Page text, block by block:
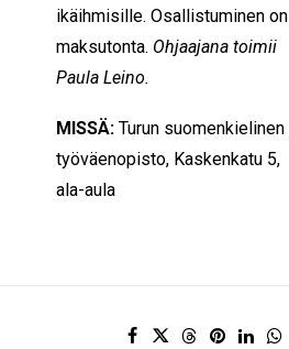
ikäihmisille. Osallistuminen on
maksutonta. Ohjaajana toimii
Paula Leino.
MISSÄ: Turun suomenkielinen
työväenopisto, Kaskenkatu 5,
ala-aula